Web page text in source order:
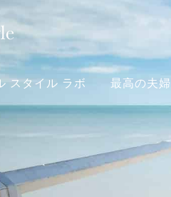
スタイル ラボ 最高の夫